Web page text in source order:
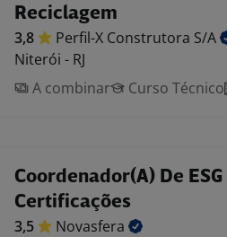
Reciclagem
3,8 Perfil-X Construtora S/A
Niterói - RJ
A combinar
Curso Técnico
Coordenador(A) De ESG
Certificações
3,5
Novasfera